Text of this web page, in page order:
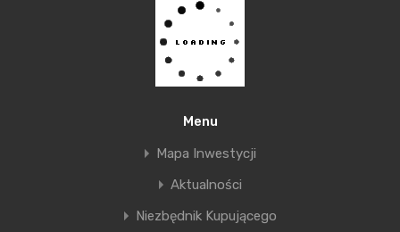
na dodatkowe opłaty w wysokości minimum 3-5%
ceny transakcyjnej. Uwzględniając obowiązkowy
wkład własny na poziomie minimum 10% (wraz
z ubezpieczeniem) okazuje się, że aby kupić
mieszkanie trzeba mieć środki własne w wysokości
Michał Krajkowski
Główny Analityk Notus Doradcy
Menu
Mapa Inwestycji
Aktualności
Niezbędnik Kupującego